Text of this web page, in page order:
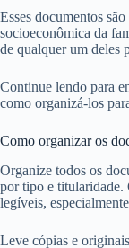
Esses documentos
socioeconômica da
de qualquer um deles
Continue lendo para
como organizá-los
Como organizar os
Organize todos os
por tipo e titularidade.
legíveis,
Leve cópias e